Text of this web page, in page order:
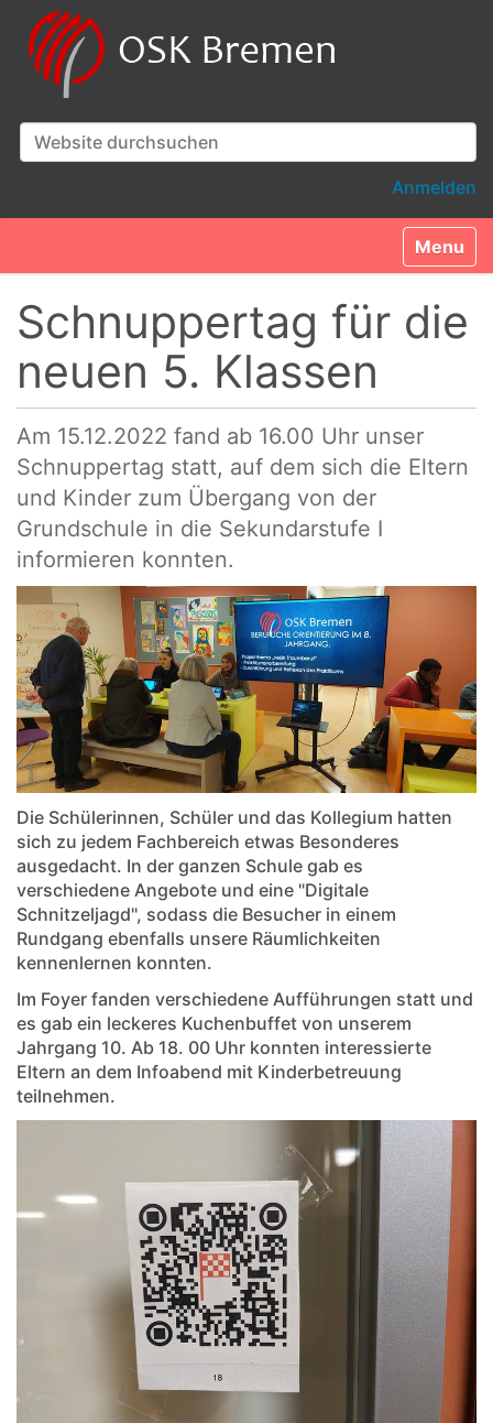
Website durchsuchen
Anmelden
Toggle
Schnuppertag für die
neuen 5. Klassen
Am 15.12.2022 fand ab 16.00 Uhr unser
Schnuppertag statt, auf dem sich die Eltern
und Kinder zum Übergang von der
Grundschule in die Sekundarstufe I
informieren konnten.
Die Schülerinnen, Schüler und das Kollegium hatten
sich zu jedem Fachbereich etwas Besonderes
ausgedacht. In der ganzen Schule gab es
verschiedene Angebote und eine "Digitale
Schnitzeljagd", sodass die Besucher in einem
Rundgang ebenfalls unsere Räumlichkeiten
kennenlernen konnten.
Im Foyer fanden verschiedene Aufführungen statt und
es gab ein leckeres Kuchenbuffet von unserem
Jahrgang 10. Ab 18. 00 Uhr konnten interessierte
Eltern an dem Infoabend mit Kinderbetreuung
teilnehmen.